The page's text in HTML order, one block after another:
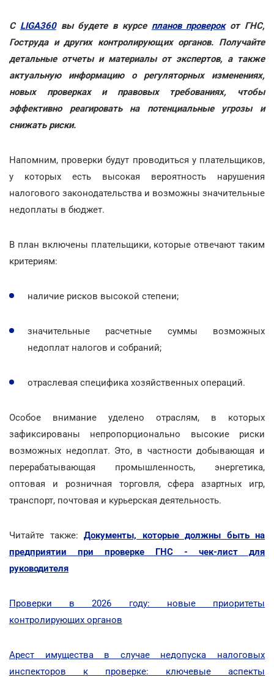
С LIGA360вы будете в курсе планов проверокот ГНС,
Гоструда и других контролирующих органов. Получайте
детальные отчеты и материалы от экспертов, а также
актуальную информацию о регуляторных изменениях,
новых проверках и правовых требованиях, чтобы
эффективно реагировать на потенциальные угрозы и
снижать риски.
Напомним, проверки будут проводиться у плательщиков,
у которых есть высокая вероятность нарушения
налогового законодательства и возможны значительные
недоплаты в бюджет.
В план включены плательщики, которые отвечают таким
критериям:
наличие рисков высокой степени;
значительные расчетные суммы возможных
недоплат налогов и собраний;
отраслевая специфика хозяйственных операций.
Особое внимание уделено отраслям, в которых
зафиксированы непропорционально высокие риски
возможных недоплат. Это, в частности добывающая и
перерабатывающая промышленность, энергетика,
оптовая и розничная торговля, сфера азартных игр,
транспорт, почтовая и курьерская деятельность.
Читайте также: Документы, которые должны быть на
предприятии при проверке ГНС - чек-лист для
руководителя
Проверки в 2026 году: новые приоритеты
контролирующих органов
Арест имущества в случае недопуска налоговых
инспекторов к проверке: ключевые аспекты